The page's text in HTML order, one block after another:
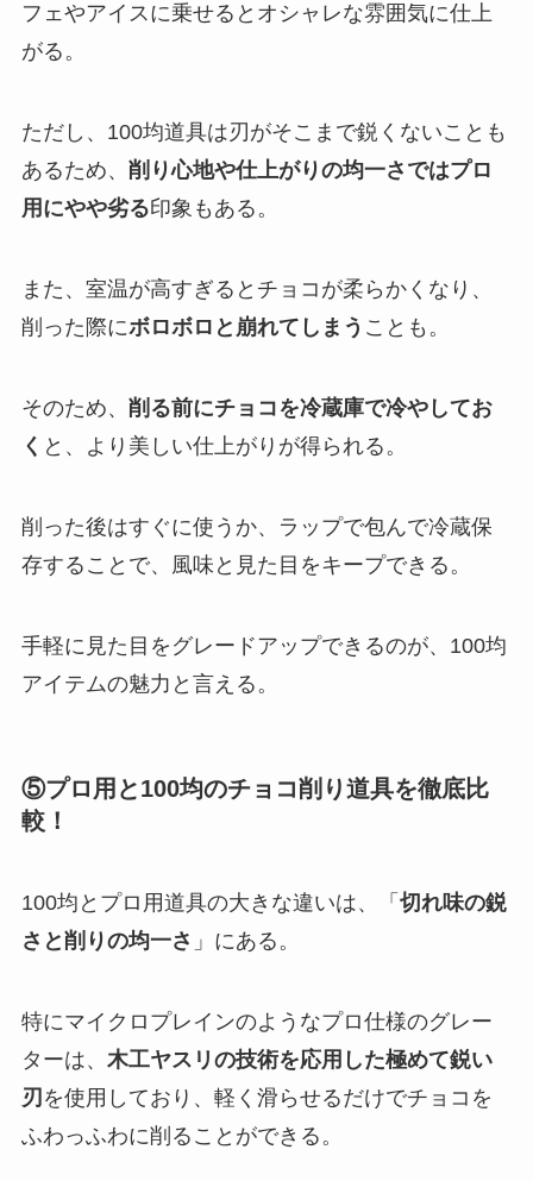
フェやアイスに乗せるとオシャレな雰囲気に仕上
がる。
ただし、100均道具は刃がそこまで鋭くないことも
あるため、 削り心地や仕上がりの均一さではプロ
用にやや劣る印象もある。
また、室温が高すぎるとチョコが柔らかくなり、
削った際にボロボロと崩れてしまう ことも。
そのため、 削る前にチョコを冷蔵庫で冷やしてお
く と、より美しい仕上がりが得られる。
削った後はすぐに使うか、ラップで包んで冷蔵保
存することで、風味と見た目をキープできる。
手軽に見た目をグレードアップできるのが、100均
アイテムの魅力と言える。
⑤プロ用と100均のチョコ削り道具を徹底比
較！
100均とプロ用道具の大きな違いは、「 切れ味の鋭
さと削りの均一さ 」にある。
特にマイクロプレインのようなプロ仕様のグレー
ターは、 木工ヤスリの技術を応用した極めて鋭い
刃 を使用しており、軽く滑らせるだけでチョコを
ふわっふわに削ることができる。